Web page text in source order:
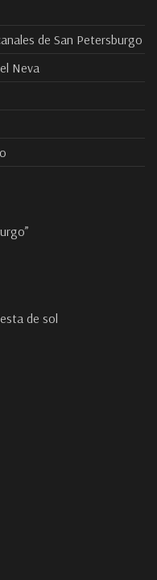
de San Petersburgo
Neva
de sol